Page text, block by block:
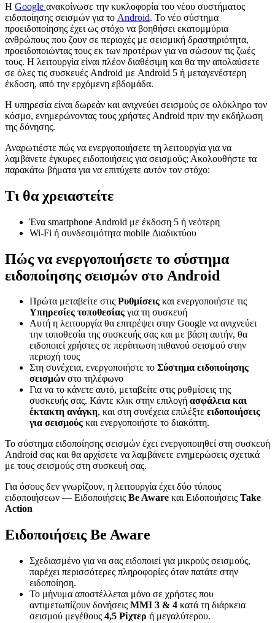
Η Google ανακοίνωσε την κυκλοφορία του νέου συστήματος
ειδοποίησης σεισμών για το Android. Το νέο σύστημα
προειδοποίησης έχει ως στόχο να βοηθήσει εκατομμύρια
ανθρώπους που ζουν σε περιοχές με σεισμική δραστηριότητα,
προειδοποιώντας τους εκ των προτέρων για να σώσουν τις ζωές
τους. Η λειτουργία είναι πλέον διαθέσιμη και θα την απολαύσετε
σε όλες τις συσκευές Android με Android 5 ή μεταγενέστερη
έκδοση, από την ερχόμενη εβδομάδα.
Η υπηρεσία είναι δωρεάν και ανιχνεύει σεισμούς σε ολόκληρο τον
κόσμο, ενημερώνοντας τους χρήστες Android πριν την εκδήλωση
της δόνησης.
Αναρωτιέστε πώς να ενεργοποιήσετε τη λειτουργία για να
λαμβάνετε έγκυρες ειδοποιήσεις για σεισμούς; Ακολουθήστε τα
παρακάτω βήματα για να επιτύχετε αυτόν τον στόχο:
Τι θα χρειαστείτε
Ένα smartphone Android με έκδοση 5 ή νεότερη
Wi-Fi ή συνδεσιμότητα mobile Διαδικτύου
Πώς να ενεργοποιήσετε το σύστημα
ειδοποίησης σεισμών στο Android
Πρώτα μεταβείτε στις Ρυθμίσεις και ενεργοποιήστε τις
Υπηρεσίες τοποθεσίας για τη συσκευή
Αυτή η λειτουργία θα επιτρέψει στην Google να ανιχνεύει
την τοποθεσία της συσκευής σας και με βάση αυτήν, θα
ειδοποιεί χρήστες σε περίπτωση πιθανού σεισμού στην
περιοχή τους
Στη συνέχεια, ενεργοποιήστε το Σύστημα ειδοποίησης
σεισμών στο τηλέφωνο
Για να το κάνετε αυτό, μεταβείτε στις ρυθμίσεις της
συσκευής σας. Κάντε κλικ στην επιλογή ασφάλεια και
έκτακτη ανάγκη, και στη συνέχεια επιλέξτε ειδοποιήσεις
για σεισμούς και ενεργοποιήστε το διακόπτη.
Το σύστημα ειδοποίησης σεισμών έχει ενεργοποιηθεί στη συσκευή
Android σας και θα αρχίσετε να λαμβάνετε ενημερώσεις σχετικά
με τους σεισμούς στη συσκευή σας.
Για όσους δεν γνωρίζουν, η λειτουργία έχει δύο τύπους
ειδοποιήσεων — Ειδοποιήσεις Be Aware και Ειδοποιήσεις Take
Action
Ειδοποιήσεις Be Aware
Σχεδιασμένο για να σας ειδοποιεί για μικρούς σεισμούς,
παρέχει περισσότερες πληροφορίες όταν πατάτε στην
ειδοποίηση.
Το μήνυμα αποστέλλεται μόνο σε χρήστες που
αντιμετωπίζουν δονήσεις MMI 3 & 4 κατά τη διάρκεια
σεισμού μεγέθους 4,5 Ρίχτερ ή μεγαλύτερου.